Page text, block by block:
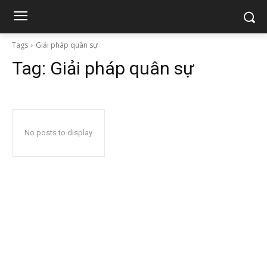
Tags Giải pháp quân sự
Tag: Giải pháp quân sự
No posts to display